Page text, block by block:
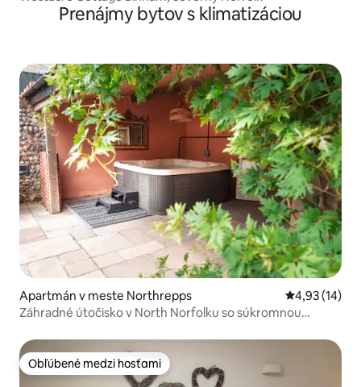
Prenájmy bytov s klimatizáciou
Apartmán v meste Northrepps Priemerné
4,93 (14)
Záhradné útočisko v North Norfolku so súkromnou
Obľúbené medzi hosťami
Obľúbené medzi hosťami